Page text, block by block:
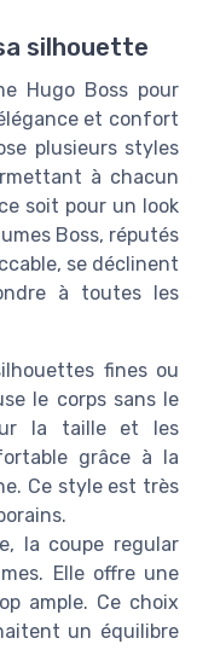
silhouette
Hugo Boss pour
et confort
plusieurs styles
à chacun
soit pour un look
Boss, réputés
se déclinent
à toutes les
fines ou
le corps sans le
la taille et les
grâce à la
Ce style est très
la coupe regular
Elle offre une
ample. Ce choix
un équilibre